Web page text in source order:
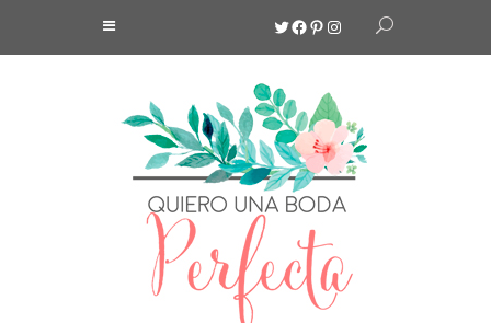
Twitter
Facebook
Pinterest
Instagram